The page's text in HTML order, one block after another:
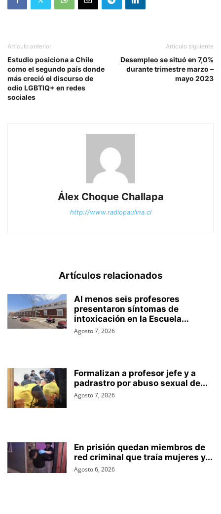
Artículo anterior
Estudio posiciona a Chile
como el segundo país donde
más creció el discurso de
odio LGBTIQ+ en redes
sociales
Artículo siguiente
Desempleo se situó en 7,0%
durante trimestre marzo –
mayo 2023
Álex Choque Challapa
http://www.radiopaulina.cl
Artículos relacionados
Al menos seis profesores
presentaron síntomas de
intoxicación en la Escuela...
Agosto 7, 2026
Formalizan a profesor jefe y a
padrastro por abuso sexual de...
Agosto 7, 2026
En prisión quedan miembros de
red criminal que traía mujeres y...
Agosto 6, 2026